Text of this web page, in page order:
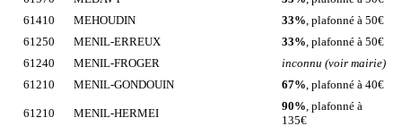
61410
MEHOUDIN 33% , plafonné à 50€
61250
MENIL-ERREUX 33% , plafonné à 50€
61240
MENIL-FROGER
inconnu (voir mairie)
61210
MENIL-GONDOUIN 67% , plafonné à 40€
61210 MENIL-HERMEI
90% , plafonné à
135€